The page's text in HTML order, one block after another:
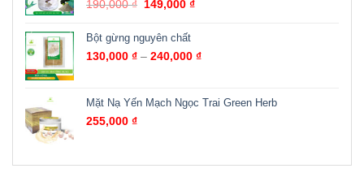
190,000₫ 149,000₫
Bột gừng nguyên chất
130,000 ₫ – 240,000 ₫
Mặt Nạ Yến Mạch Ngọc Trai Green Herb
255,000 ₫